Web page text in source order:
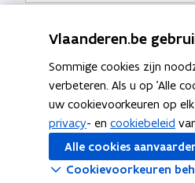
Nieuwsbrief krijgen?
vraag & woord van
wekelijks in je
Schrijf je in
Vlaanderen.be
Sommige cookies zijn
verbeteren. Als u op 'Alle
uw cookievoorkeuren op
privacy- en cookiebeleid
Alle cookies
Cookievoorkeuren